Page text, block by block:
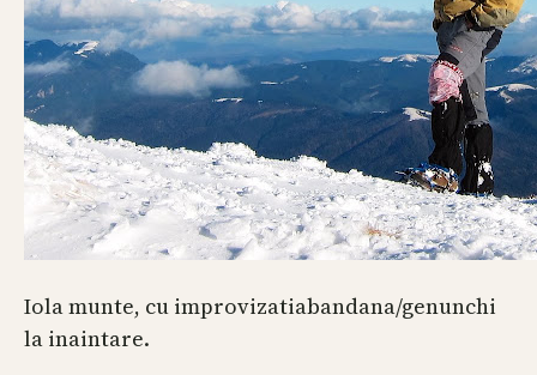
Iola munte, cu improvizatiabandana/genunchi
la inaintare.